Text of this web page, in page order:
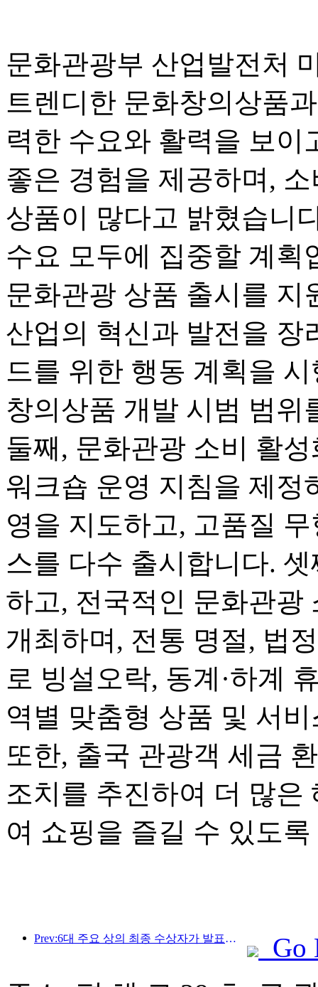
문화관광부 산업발전처
트렌디한 문화창의상품
력한 수요와 활력을 보이
좋은 경험을 제공하며,
상품이 많다고 밝혔습니
수요 모두에 집중할 계획
문화관광 상품 출시를 지
산업의 혁신과 발전을 장
드를 위한 행동 계획을
창의상품 개발 시범 범위
둘째, 문화관광 소비 활
워크숍 운영 지침을 제정
영을 지도하고, 고품질
스를 다수 출시합니다.
하고, 전국적인 문화관광
개최하며, 전통 명절, 법
로 빙설오락, 동계·하계
역별 맞춤형 상품 및 서
또한, 출국 관광객 세금
조치를 추진하여 더 많은
여 쇼핑을 즐길 수 있도
Prev:6대 주요 상의 최종 수상자가 발표되었으며, 매년 100개가 넘는 호텔과 회사가 상을 수상합니다!
Go